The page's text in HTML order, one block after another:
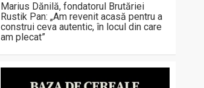
Marius Dănilă, fondatorul Brutăriei
Rustik Pan: „Am revenit acasă pentru a
construi ceva autentic, în locul din care
am plecat”